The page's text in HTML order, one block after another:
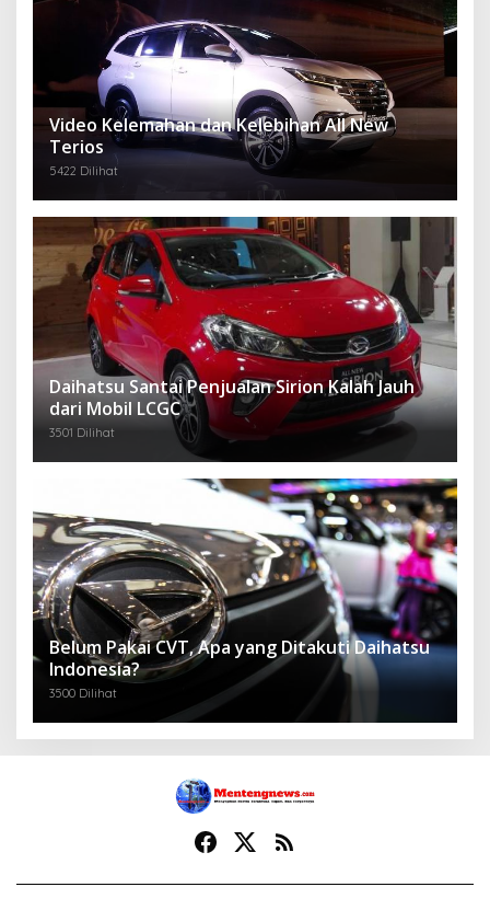
Video Kelemahan dan Kelebihan All New
Terios
5422 Dilihat
Daihatsu Santai Penjualan Sirion Kalah Jauh
dari Mobil LCGC
3501 Dilihat
Belum Pakai CVT, Apa yang Ditakuti Daihatsu
Indonesia?
3500 Dilihat